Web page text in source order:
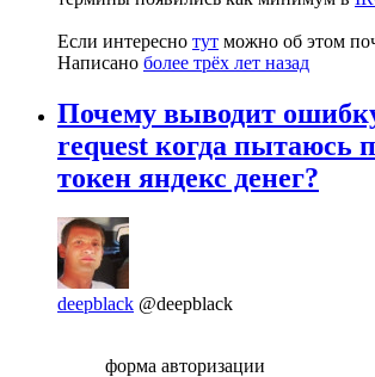
Если интересно тут можно об этом
Написано более трёх лет назад
Почему выводит
request когда пытаюсь
токен яндекс денег?
deepblack @deepblack
форма авторизации